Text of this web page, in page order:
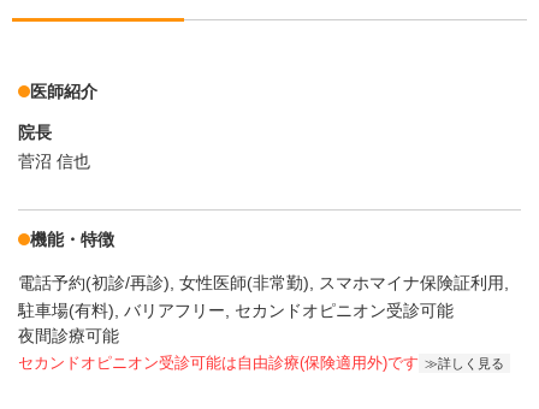
医師紹介
院長
菅沼 信也
機能・特徴
電話予約(初診/再診) 女性医師(非常勤)
スマホマイナ保険証利用
駐車場(有料) バリアフリー
セカンドオピニオン受診可能
夜間診療可能
セカンドオピニオン受診可能は自由診療(保険適用外)です 詳しく見る